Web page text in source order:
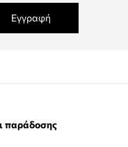
Εγγραφή
παράδοσης